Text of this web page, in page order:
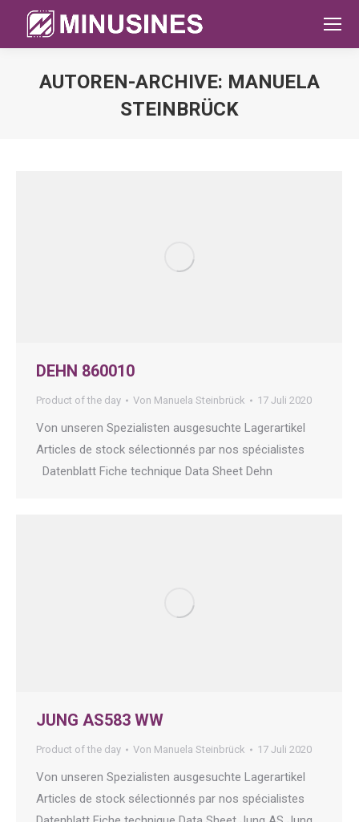
AUTOREN-ARCHIVE: MANUELA
STEINBRÜCK
DEHN 860010
Product of the day Von Manuela Steinbrück 17 Juli 2020
Von unseren Spezialisten ausgesuchte Lagerartikel
Articles de stock sélectionnés par nos spécialistes
Datenblatt Fiche technique Data Sheet Dehn
JUNG AS583 WW
Product of the day Von Manuela Steinbrück 17 Juli 2020
Von unseren Spezialisten ausgesuchte Lagerartikel
Articles de stock sélectionnés par nos spécialistes